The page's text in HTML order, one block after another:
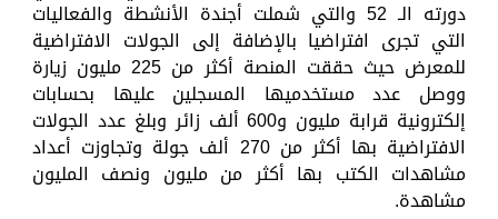
دورته الـ 52 والتي شملت أجندة الأنشطة والفعاليات
التي تجرى افتراضيا بالإضافة إلى الجولات الافتراضية
للمعرض حيث حققت المنصة أكثر من 225 مليون زيارة
ووصل عدد مستخدميها المسجلين عليها بحسابات
إلكترونية قرابة مليون و600 ألف زائر وبلغ عدد الجولات
الافتراضية بها أكثر من 270 ألف جولة وتجاوزت أعداد
مشاهدات الكتب بها أكثر من مليون ونصف المليون
مشاهدة.